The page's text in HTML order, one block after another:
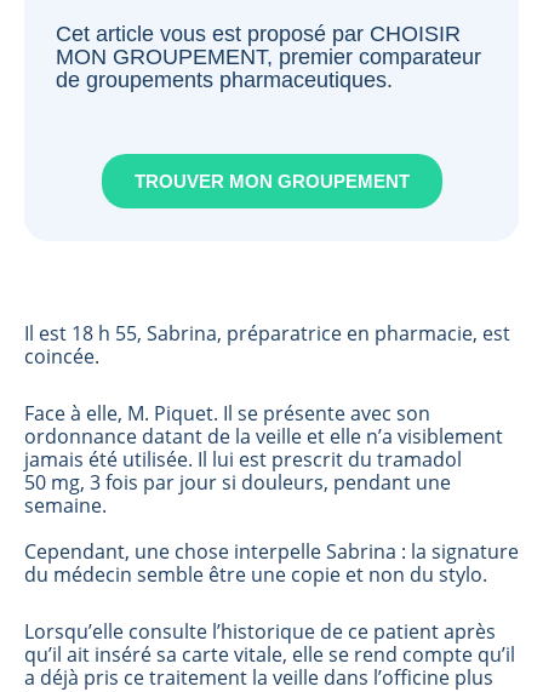
Cet article vous est proposé par CHOISIR
MON GROUPEMENT, premier comparateur
de groupements pharmaceutiques.
TROUVER MON GROUPEMENT
Il est 18 h 55, Sabrina, préparatrice en pharmacie, est
coincée.
Face à elle, M. Piquet. Il se présente avec son
ordonnance datant de la veille et elle n’a visiblement
jamais été utilisée. Il lui est prescrit du tramadol
50 mg, 3 fois par jour si douleurs, pendant une
semaine.
Cependant, une chose interpelle Sabrina : la signature
du médecin semble être une copie et non du stylo.
Lorsqu’elle consulte l’historique de ce patient après
qu’il ait inséré sa carte vitale, elle se rend compte qu’il
a déjà pris ce traitement la veille dans l’officine plus